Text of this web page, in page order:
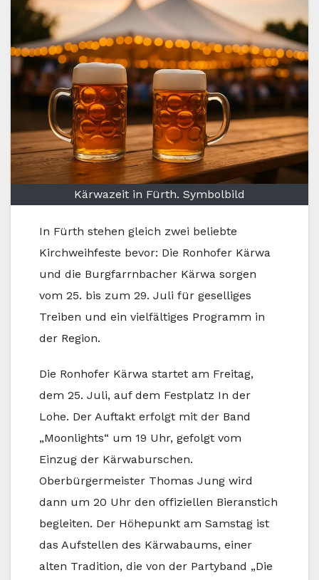
Kärwazeit in Fürth. Symbolbild
In Fürth stehen gleich zwei beliebte
Kirchweihfeste bevor: Die Ronhofer Kärwa
und die Burgfarrnbacher Kärwa sorgen
vom 25. bis zum 29. Juli für geselliges
Treiben und ein vielfältiges Programm in
der Region.
Die Ronhofer Kärwa startet am Freitag,
dem 25. Juli, auf dem Festplatz In der
Lohe. Der Auftakt erfolgt mit der Band
„Moonlights“ um 19 Uhr, gefolgt vom
Einzug der Kärwaburschen.
Oberbürgermeister Thomas Jung wird
dann um 20 Uhr den offiziellen Bieranstich
begleiten. Der Höhepunkt am Samstag ist
das Aufstellen des Kärwabaums, einer
alten Tradition, die von der Partyband „Die